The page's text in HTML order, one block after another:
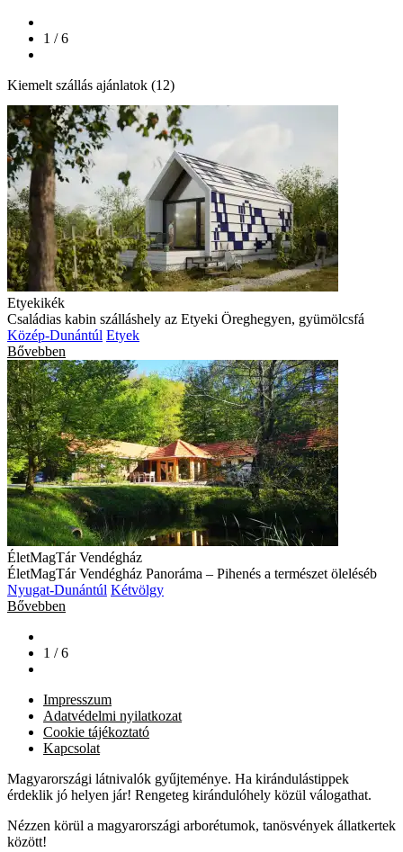
1 / 6
Kiemelt szállás ajánlatok (12)
Etyekikék
Családias kabin szálláshely az Etyeki Öreghegyen, gyümölcsfá
Közép-Dunántúl Etyek
Bővebben
ÉletMagTár Vendégház
ÉletMagTár Vendégház Panoráma – Pihenés a természet öleléséb
Nyugat-Dunántúl Kétvölgy
Bővebben
1 / 6
Impresszum
Adatvédelmi nyilatkozat
Cookie tájékoztató
Kapcsolat
Magyarországi látnivalók gyűjteménye. Ha kirándulástippek
érdeklik jó helyen jár! Rengeteg kirándulóhely közül válogathat.
Nézzen körül a magyarországi arborétumok, tanösvények állatkertek
között!